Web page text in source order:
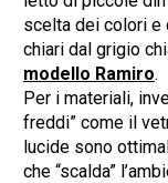
scelta dei colori e
chiari dal grigio
modello Ramiro.
Per i materiali,
freddi” come il
lucide sono
che “scalda”